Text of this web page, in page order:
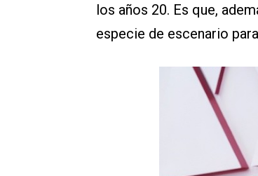
los años 20. Es que,
especie de escenario